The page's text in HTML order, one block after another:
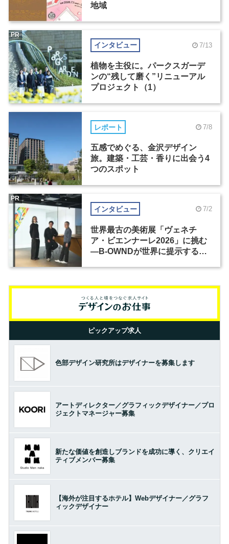
地域
インタビュー 7/13
植物を主役に。パークスガーデ
ンの“残して磨く”リニューアル
プロジェクト（1）
PR
レポート 7/8
五感でめぐる、金沢デザイン
旅。建築・工芸・香りに出会う4
つのスポット
インタビュー 7/2
世界最古の美術展「ヴェネチ
ア・ビエンナーレ2026」に挑む
―B-OWNDが世界に提示する美
PR
ピックアップ求人
色部デザイン研究所はデザイナーを募集します
アートディレクター／グラフィックデザイナー／プロ
ジェクトマネージャー募集
新たな価値を創造しブランドを成功に導く、クリエイ
ティブメンバー募集
【海外が注目するホテル】Webデザイナー／グラフ
ィックデザイナー